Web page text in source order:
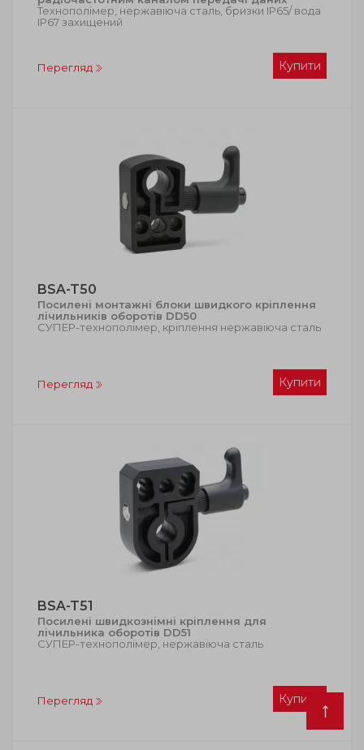
Технополімер, нержавіюча сталь, бризки IP65/ вода
IP67 захищений
Перегляд Купити
BSA-T50
Посилені монтажні блоки швидкого кріплення
лічильників оборотів DD50
СУПЕР-технополімер, кріплення нержавіюча сталь
Перегляд Купити
BSA-T51
Посилені швидкознімні кріплення для
лічильника оборотів DD51
СУПЕР-технополімер, нержавіюча сталь
Перегляд Купити